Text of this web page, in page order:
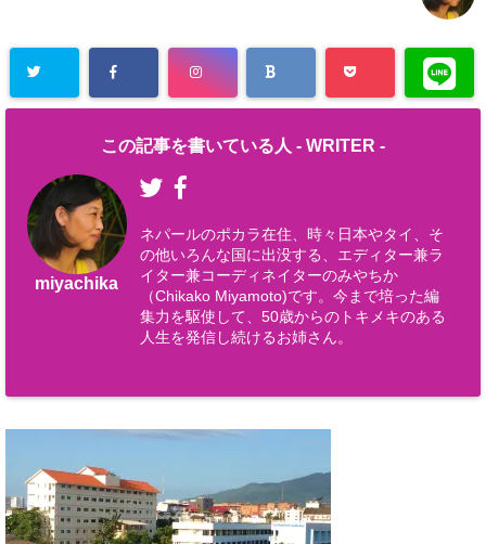
この記事を書いている人 - WRITER -
miyachika
ネパールのポカラ在住、時々日本やタイ、そ
の他いろんな国に出没する、エディター兼ラ
イター兼コーディネイターのみやちか
（Chikako Miyamoto)です。今まで培った編
集力を駆使して、50歳からのトキメキのある
人生を発信し続けるお姉さん。